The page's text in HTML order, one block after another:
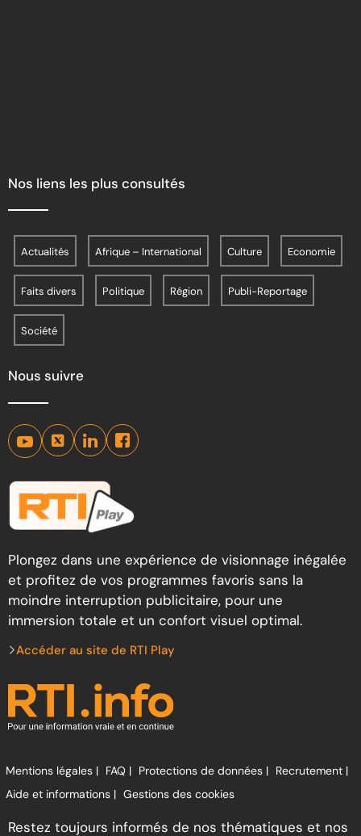
Nos liens les plus consultés
Actualités Afrique – International Culture Economie
Faits divers Politique Région Publi-Reportage
Société
Nous suivre
Plongez dans une expérience de visionnage inégalée
et profitez de vos programmes favoris sans la
moindre interruption publicitaire, pour une
immersion totale et un confort visuel optimal.
Accéder au site de RTI Play
Mentions légales | FAQ | Protections de données | Recrutement |
Aide et informations | Gestions des cookies
Restez toujours informés de nos thématiques et nos